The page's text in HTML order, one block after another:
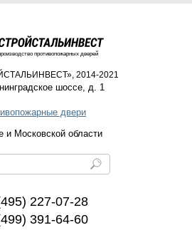
противопожарных дверей
2014-2021
шоссе, д. 1
двери
и Московской области
227-07-28
391-64-60